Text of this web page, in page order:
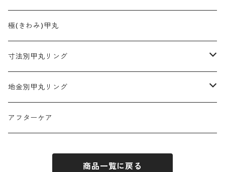
2mm幅
3mm幅
4mm幅
5mm幅
極(きわみ)甲丸
寸法別甲丸リング
2mm幅
3mm幅
地金別甲丸リング
プラチナ900
アフターケア
商品一覧に戻る